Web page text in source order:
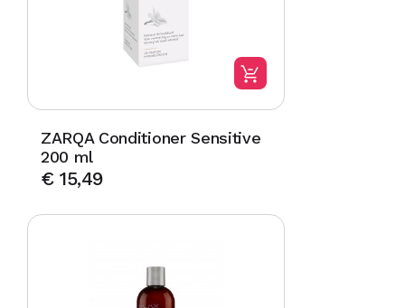
ZARQA Conditioner Sensitive
200 ml
€15,49